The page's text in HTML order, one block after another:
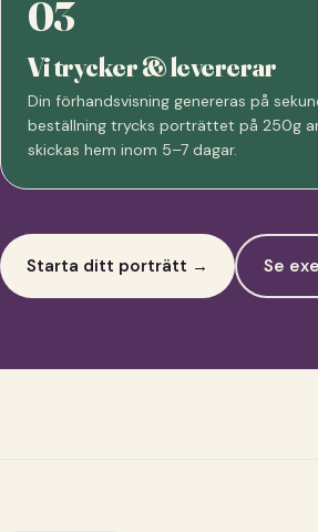
03
Vi trycker & levererar
Din förhandsvisning genereras på
beställning trycks porträttet på 250g
skickas hem inom 5–7 dagar.
Starta ditt porträtt → Se